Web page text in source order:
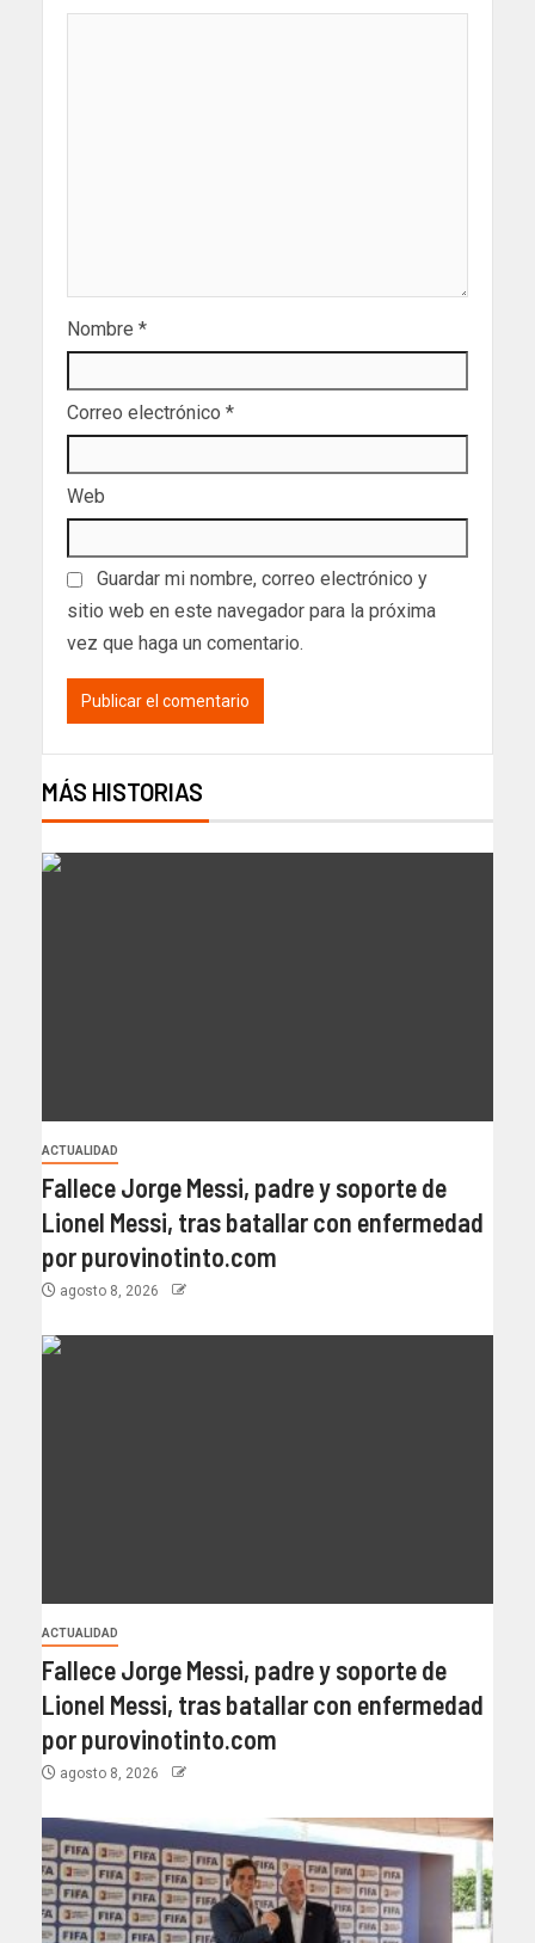
Nombre *
Correo electrónico *
Web
Guardar mi nombre, correo electrónico y
sitio web en este navegador para la próxima
vez que haga un comentario.
MÁS HISTORIAS
ACTUALIDAD
Fallece Jorge Messi, padre y soporte de
Lionel Messi, tras batallar con enfermedad
por purovinotinto.com
agosto 8, 2026
ACTUALIDAD
Fallece Jorge Messi, padre y soporte de
Lionel Messi, tras batallar con enfermedad
por purovinotinto.com
agosto 8, 2026